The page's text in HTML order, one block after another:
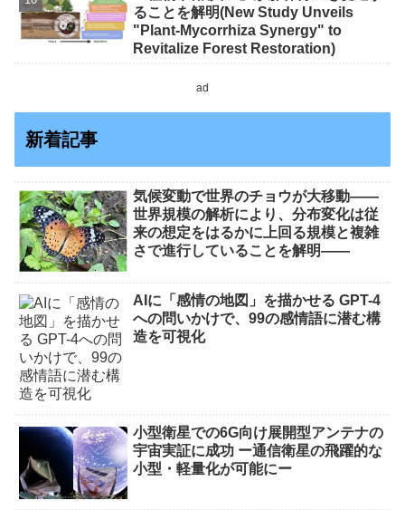
ることを解明(New Study Unveils
"Plant-Mycorrhiza Synergy" to
Revitalize Forest Restoration)
ad
新着記事
気候変動で世界のチョウが大移動――
世界規模の解析により、分布変化は従
来の想定をはるかに上回る規模と複雑
さで進行していることを解明――
AIに「感情の地図」を描かせる GPT-4
への問いかけで、99の感情語に潜む構
造を可視化
小型衛星での6G向け展開型アンテナの
宇宙実証に成功 ー通信衛星の飛躍的な
小型・軽量化が可能にー